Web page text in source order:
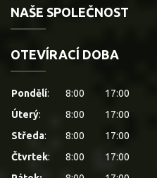
NAŠE SPOLEČNOST
OTEVÍRACÍ DOBA
Pondělí: 8:00
17:00
Úterý: 8:00
17:00
Středa: 8:00
17:00
Čtvrtek: 8:00
17:00